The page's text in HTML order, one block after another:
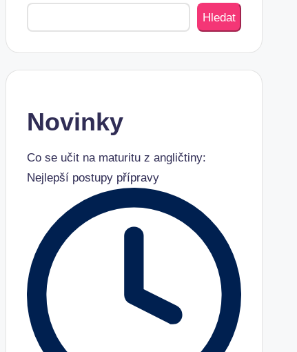
Hledat
Novinky
Co se učit na maturitu z angličtiny:
Nejlepší postupy přípravy